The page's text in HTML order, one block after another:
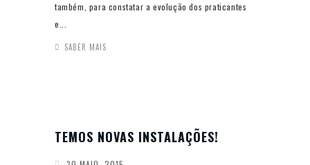
também, para constatar a evolução dos praticantes
e...
SABER MAIS
TEMOS NOVAS INSTALAÇÕES!